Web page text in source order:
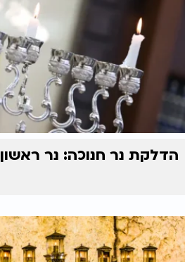
הדלקת נר חנוכה: נר ראשון